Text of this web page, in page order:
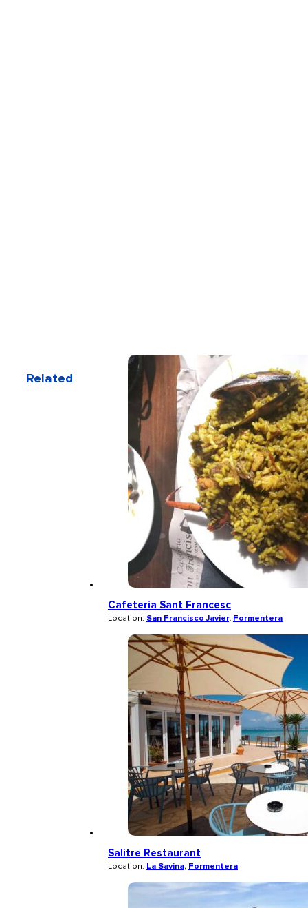
Related
Cafeteria Sant Francesc
Location: San Francisco Javier, Formentera
Salitre Restaurant
Location: La Savina, Formentera